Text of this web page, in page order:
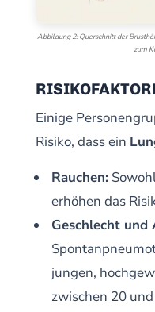
Abbildung 2: Querschnitt der
zum
Einige
Risiko, dass ein
Rauchen:
erhöhen das
Geschlecht und
jungen,
zwischen 20